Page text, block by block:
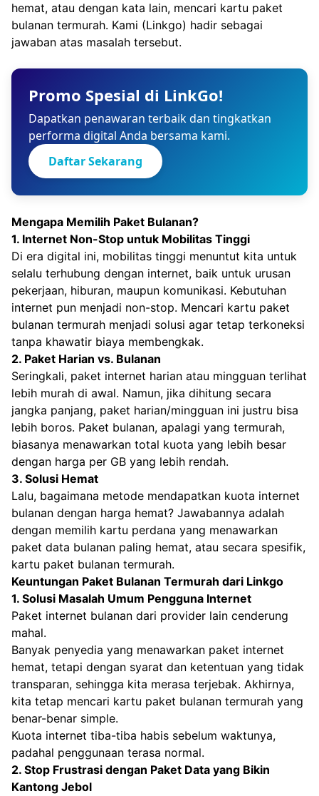
hemat, atau dengan kata lain, mencari kartu paket
bulanan termurah. Kami (Linkgo) hadir sebagai
jawaban atas masalah tersebut.
Promo Spesial di LinkGo!
Dapatkan penawaran terbaik dan tingkatkan
performa digital Anda bersama kami.
Daftar Sekarang
Mengapa Memilih Paket Bulanan?
1. Internet Non-Stop untuk Mobilitas Tinggi
Di era digital ini, mobilitas tinggi menuntut kita untuk
selalu terhubung dengan internet, baik untuk urusan
pekerjaan, hiburan, maupun komunikasi. Kebutuhan
internet pun menjadi non-stop. Mencari kartu paket
bulanan termurah menjadi solusi agar tetap terkoneksi
tanpa khawatir biaya membengkak.
2. Paket Harian vs. Bulanan
Seringkali, paket internet harian atau mingguan terlihat
lebih murah di awal. Namun, jika dihitung secara
jangka panjang, paket harian/mingguan ini justru bisa
lebih boros. Paket bulanan, apalagi yang termurah,
biasanya menawarkan total kuota yang lebih besar
dengan harga per GB yang lebih rendah.
3. Solusi Hemat
Lalu, bagaimana metode mendapatkan kuota internet
bulanan dengan harga hemat? Jawabannya adalah
dengan memilih kartu perdana yang menawarkan
paket data bulanan paling hemat, atau secara spesifik,
kartu paket bulanan termurah.
Keuntungan Paket Bulanan Termurah dari Linkgo
1. Solusi Masalah Umum Pengguna Internet
Paket internet bulanan dari provider lain cenderung
mahal.
Banyak penyedia yang menawarkan paket internet
hemat, tetapi dengan syarat dan ketentuan yang tidak
transparan, sehingga kita merasa terjebak. Akhirnya,
kita tetap mencari kartu paket bulanan termurah yang
benar-benar simple.
Kuota internet tiba-tiba habis sebelum waktunya,
padahal penggunaan terasa normal.
2. Stop Frustrasi dengan Paket Data yang Bikin
Kantong Jebol